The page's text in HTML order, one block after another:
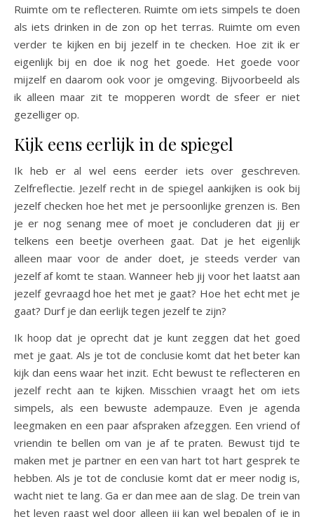
Ruimte om te reflecteren. Ruimte om iets simpels te doen
als iets drinken in de zon op het terras. Ruimte om even
verder te kijken en bij jezelf in te checken. Hoe zit ik er
eigenlijk bij en doe ik nog het goede. Het goede voor
mijzelf en daarom ook voor je omgeving. Bijvoorbeeld als
ik alleen maar zit te mopperen wordt de sfeer er niet
gezelliger op.
Kijk eens eerlijk in de spiegel
Ik heb er al wel eens eerder iets over geschreven.
Zelfreflectie. Jezelf recht in de spiegel aankijken is ook bij
jezelf checken hoe het met je persoonlijke grenzen is. Ben
je er nog senang mee of moet je concluderen dat jij er
telkens een beetje overheen gaat. Dat je het eigenlijk
alleen maar voor de ander doet, je steeds verder van
jezelf af komt te staan. Wanneer heb jij voor het laatst aan
jezelf gevraagd hoe het met je gaat? Hoe het echt met je
gaat? Durf je dan eerlijk tegen jezelf te zijn?
Ik hoop dat je oprecht dat je kunt zeggen dat het goed
met je gaat. Als je tot de conclusie komt dat het beter kan
kijk dan eens waar het inzit. Echt bewust te reflecteren en
jezelf recht aan te kijken. Misschien vraagt het om iets
simpels, als een bewuste adempauze. Even je agenda
leegmaken en een paar afspraken afzeggen. Een vriend of
vriendin te bellen om van je af te praten. Bewust tijd te
maken met je partner en een van hart tot hart gesprek te
hebben. Als je tot de conclusie komt dat er meer nodig is,
wacht niet te lang. Ga er dan mee aan de slag. De trein van
het leven raast wel door alleen jij kan wel bepalen of je in